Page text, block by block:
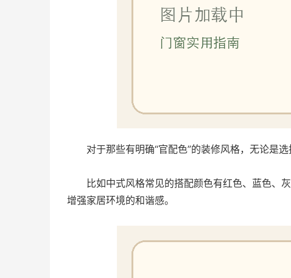
对于那些有明确“官配色”的装修风格，无论是选
比如中式风格常见的搭配颜色有红色、蓝色、
增强家居环境的和谐感。